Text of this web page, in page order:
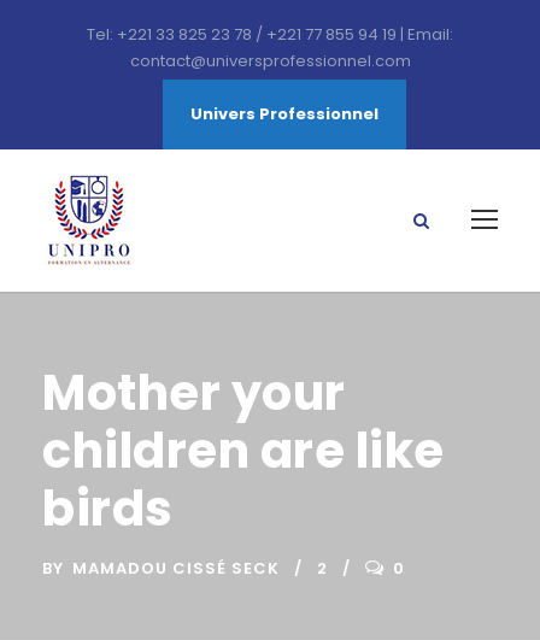
Tel: +221 33 825 23 78 / +221 77 855 94 19 | Email:
contact@universprofessionnel.com
Univers Professionnel
Mother your
children are like
birds
BY MAMADOU CISSÉ SECK 2 0